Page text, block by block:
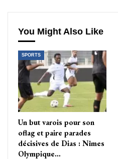
You Might Also Like
SPORTS
Un but varois pour son
oflag et paire parades
décisives de Dias : Nîmes
Olympique…